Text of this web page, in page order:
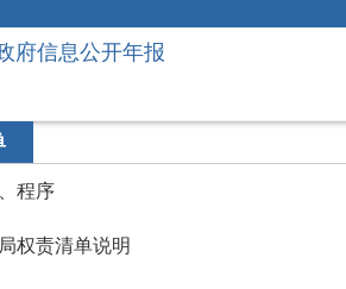
府信息公开年报
程序
权责清单说明